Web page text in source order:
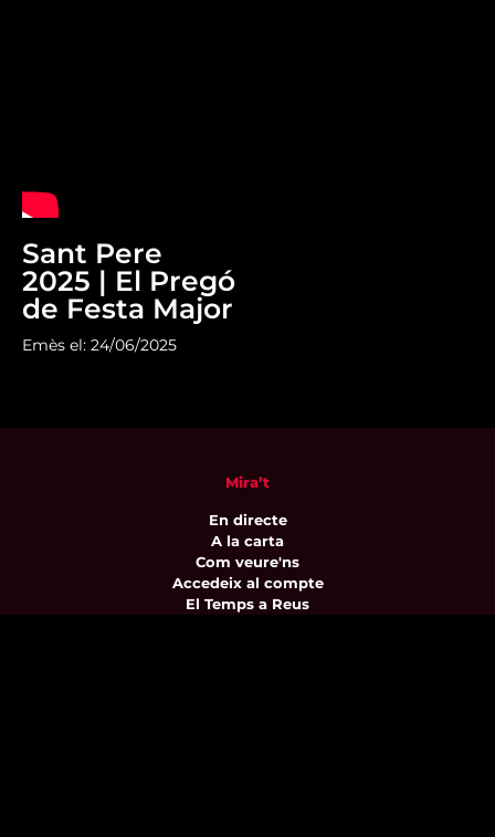
Sant Pere
2025 | El Pregó
de Festa Major
Emès el: 24/06/2025
Mira’t
En directe
A la carta
Com veure'ns
Accedeix al compte
El Temps a Reus